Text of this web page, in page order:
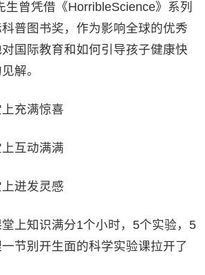
曾凭借《HorribleScience》系列
普图书奖，作为影响全球的优秀
国际教育和如何引导孩子健康快
解。
充满惊喜
互动满满
迸发灵感
知识满分1个小时，5个实验，5
节别开生面的科学实验课拉开了